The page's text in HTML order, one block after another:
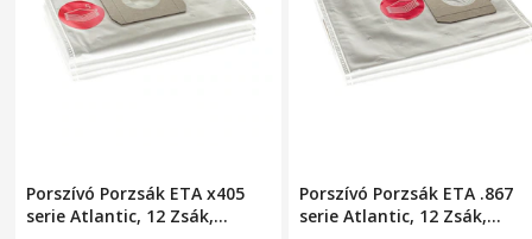
Porszívó Porzsák ETA x405
serie Atlantic, 12 Zsák,
Porszívó Porzsák ETA .867
serie Atlantic, 12 Zsák,